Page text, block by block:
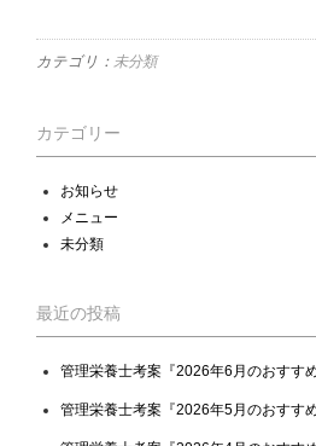
カテゴリ： 未分類
カテゴリー
お知らせ
メニュー
未分類
最近の投稿
管理栄養士考案『2026年6月のおすす
管理栄養士考案『2026年5月のおすす